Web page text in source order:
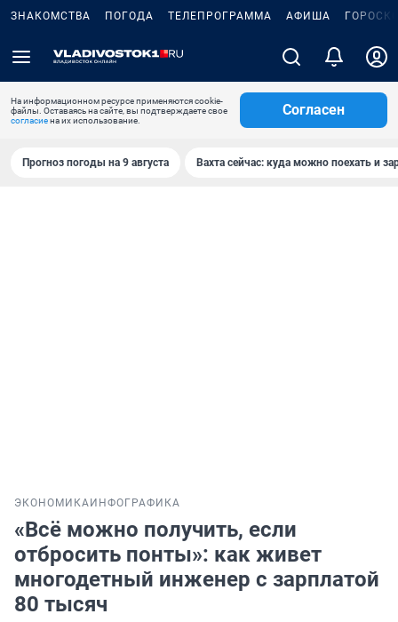
ЗНАКОМСТВА ПОГОДА ТЕЛЕПРОГРАММА АФИША
На информационном ресурсе применяются cookie-
файлы. Оставаясь на сайте, вы подтверждаете свое
согласиена их использование.
Согласен
Прогноз погоды на 9 августа Вахта сейчас: куда можно поехать и
ЭКОНОМИКА ИНФОГРАФИКА
«Всё можно получить, если
отбросить понты»: как живет
многодетный инженер с зарплатой
80 тысяч